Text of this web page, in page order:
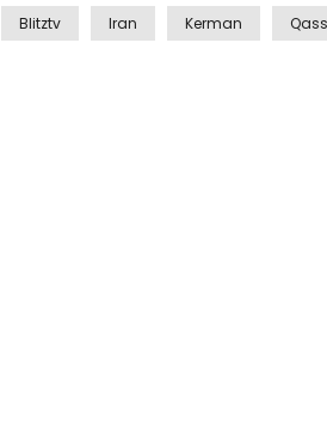
Blitztv Iran Kerman